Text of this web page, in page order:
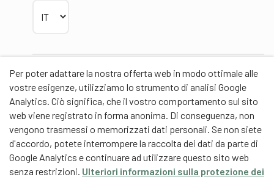
Per poter adattare la nostra offerta web in modo ottimale alle
vostre esigenze, utilizziamo lo strumento di analisi Google
Analytics. Ciò significa, che il vostro comportamento sul sito
web viene registrato in forma anonima. Di conseguenza, non
vengono trasmessi o memorizzati dati personali. Se non siete
d'accordo, potete interrompere la raccolta dei dati da parte di
Google Analytics e continuare ad utilizzare questo sito web
senza restrizioni. Ulteriori informazioni sulla protezione dei
Partner
Partner di contenuti